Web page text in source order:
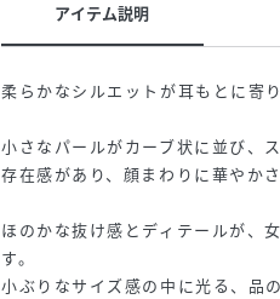
アイテム説明
柔らかなシルエットが耳もとに寄
小さなパールがカーブ状に並び、
存在感があり、顔まわりに華やかさ
ほのかな抜け感とディテールが、
す。
小ぶりなサイズ感の中に光る、品